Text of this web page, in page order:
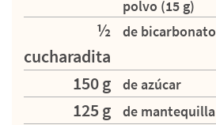
polvo (15 g)
½
cucharadita
de bicarbonato
150 g de azúcar
125 g de mantequilla